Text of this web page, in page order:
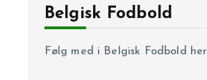
Belgisk Fodbold
Følg med i Belgisk Fodbold her